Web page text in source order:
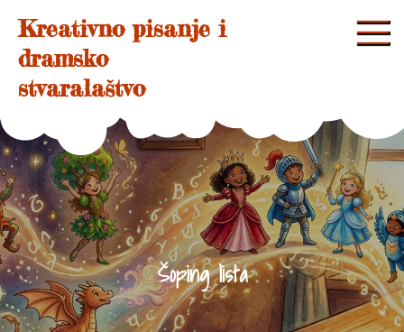
content
Kreativno pisanje i
dramsko
stvaralaštvo
Šoping lista